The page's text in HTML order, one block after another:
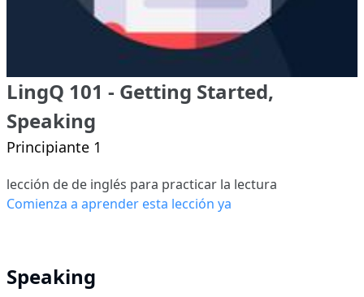
LingQ 101 - Getting Started,
Speaking
Principiante 1
lección de de inglés para practicar la lectura
Comienza a aprender esta lección ya
Speaking